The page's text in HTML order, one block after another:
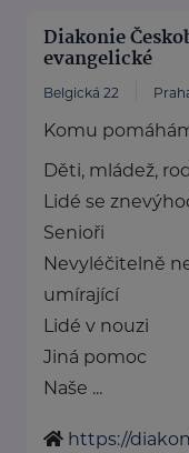
Diakonie
evangelické
Belgická 22
Komu
Děti, mládež,
Lidé se
Senioři
Nevyléčitelně
umírající
Lidé v nouzi
Jiná pomoc
Naše ...
https://